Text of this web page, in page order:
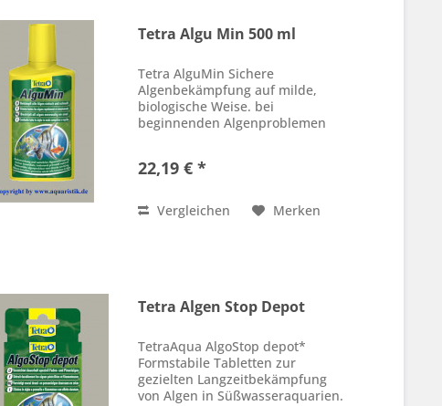
Tetra Algu Min 500 ml
Tetra AlguMin Sichere
Algenbekämpfung auf milde,
biologische Weise. bei
beginnenden Algenproblemen
häufig auftretenden Algenarten
Anti-Algen Wirkstoff...
22,19 € *
Vergleichen Merken
Tetra Algen Stop Depot
TetraAqua AlgoStop depot*
Formstabile Tabletten zur
gezielten Langzeitbekämpfung
von Algen in Süßwasseraquarien.